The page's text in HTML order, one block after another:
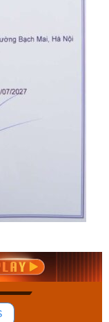
Nam MTS-
ngay